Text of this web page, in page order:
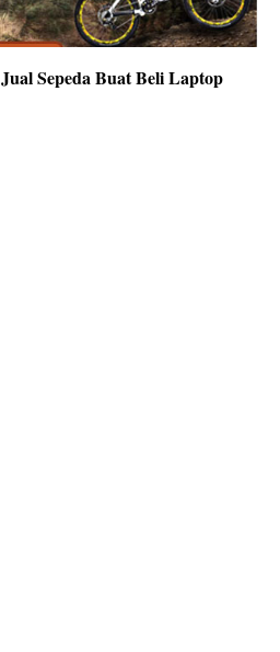
Jual Sepeda Buat Beli Laptop